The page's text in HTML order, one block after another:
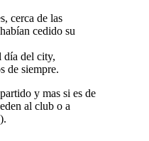
cerca de las
cedido su
día del city,
de siempre.
y mas si es de
al club o a